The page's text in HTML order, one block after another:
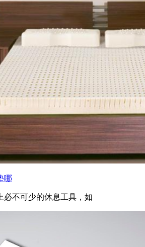
哪
必不可少的休息工具，如